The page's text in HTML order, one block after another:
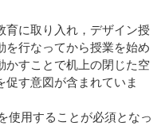
育に取り入れ，デザイン授
を行なってから授業を始め
かすことで机上の閉じた空
促す意図が含まれていま
使用することが必須となっ